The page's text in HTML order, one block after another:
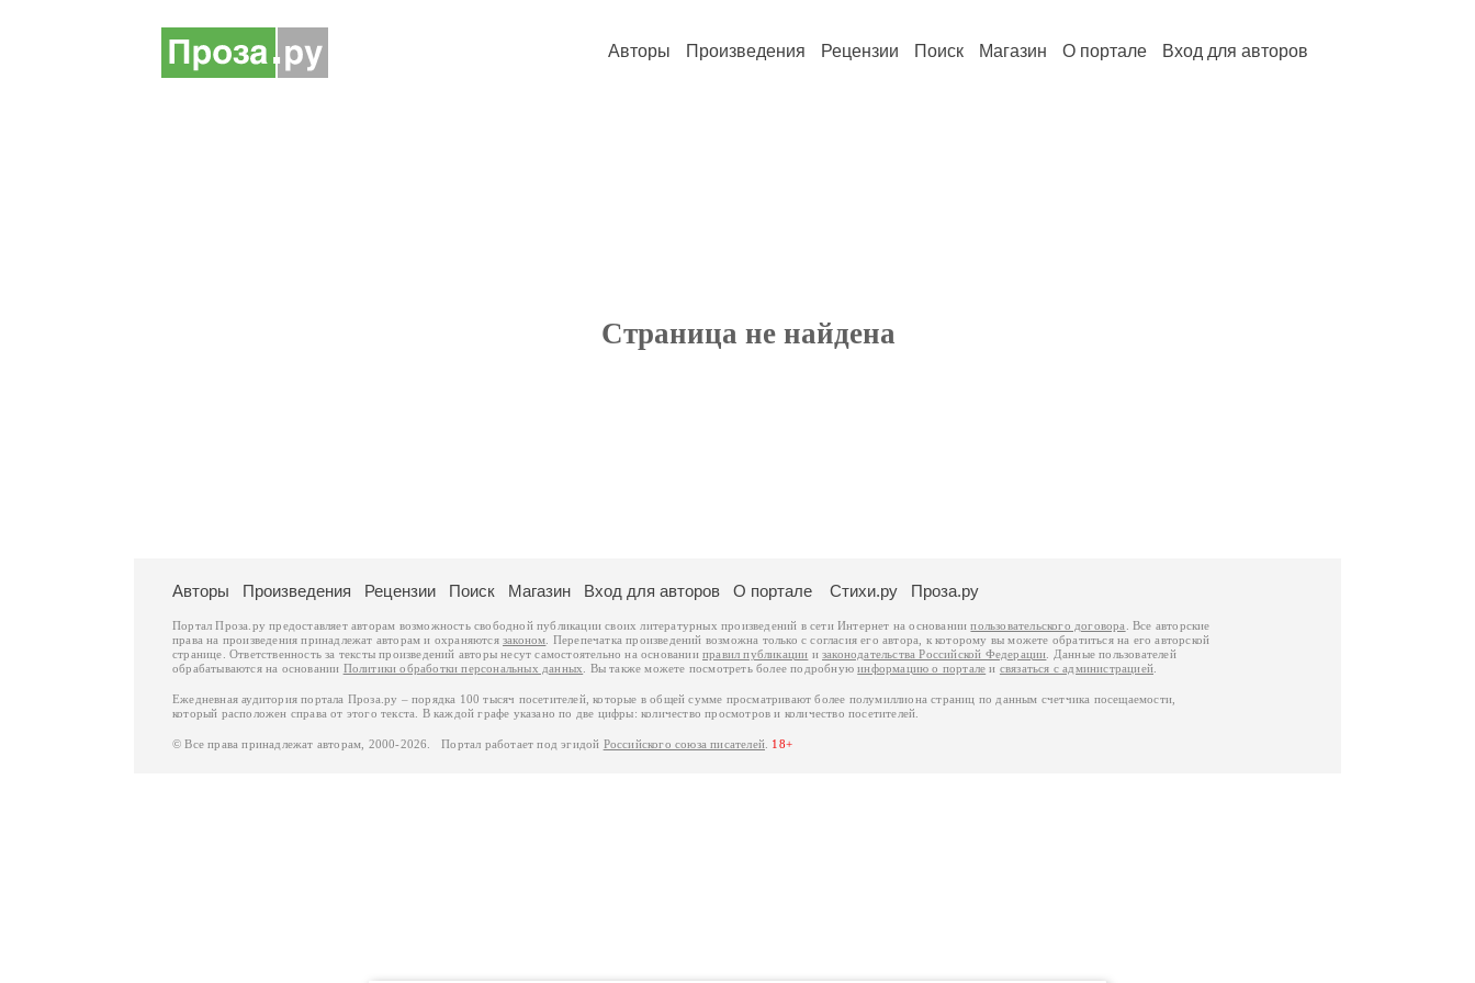
Авторы Произведения Рецензии Поиск Магазин О портале Вход для авторов
Страница не найдена
Авторы Произведения Рецензии Поиск Магазин Вход для авторов О портале Стихи.ру Проза.ру
Портал Проза.ру предоставляет авторам возможность свободной публикации своих литературных произведений в сети Интернет на основаниипользовательского договора
. Все авторские
права на произведения принадлежат авторам и охраняются законом . Перепечатка произведений возможна только с согласия его автора, к которому вы можете обратиться на его авторской
странице. Ответственность за тексты произведений авторы несут самостоятельно на основанииправил публикации изаконодательства Российской Федерации . Данные пользователей
обрабатываются на основании Политики обработки персональных данных . Вы также можете посмотреть более подробнуюинформацию о портале и связаться с администрацией
Ежедневная аудитория портала Проза.ру – порядка 100 тысяч посетителей, которые в общей сумме просматривают более полумиллиона страниц по данным счетчика посещаемости,
который расположен справа от этого текста. В каждой графе указано по две цифры: количество просмотров и количество посетителей.
© Все права принадлежат авторам, 2000-2026. Портал работает под эгидой Российского союза писателей 18+